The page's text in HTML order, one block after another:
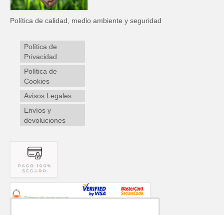
Política de calidad, medio ambiente y seguridad
Política de
Privacidad
Política de
Cookies
Avisos Legales
Envíos y
devoluciones